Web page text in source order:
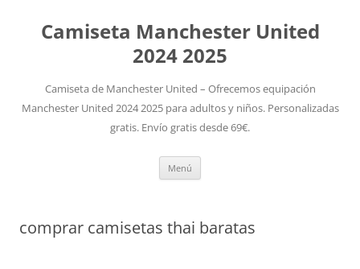
Camiseta Manchester United
2024 2025
Camiseta de Manchester United – Ofrecemos equipación
Manchester United 2024 2025 para adultos y niños. Personalizadas
gratis. Envío gratis desde 69€.
Menú
comprar camisetas thai baratas